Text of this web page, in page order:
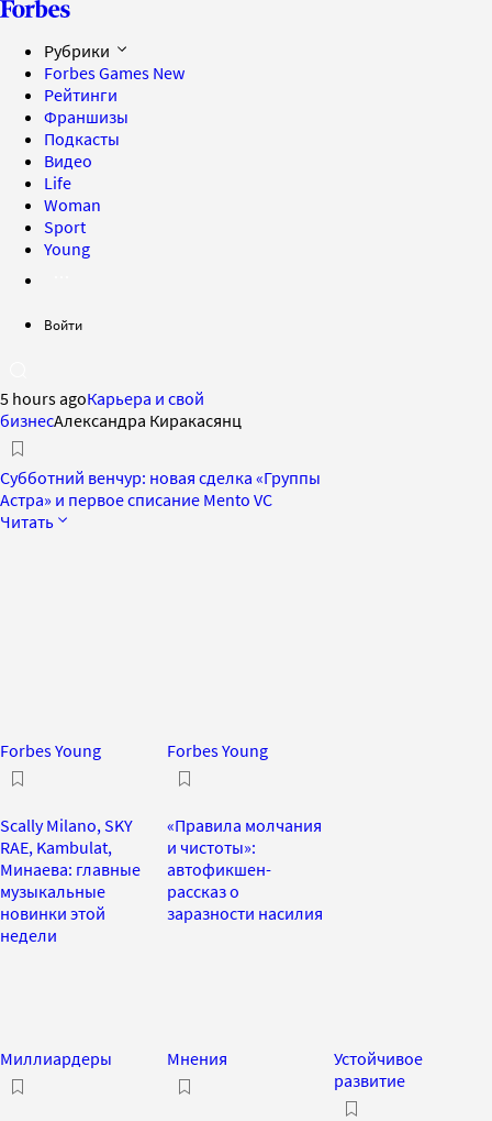
Рубрики
Forbes Games New
Рейтинги
Франшизы
Подкасты
Видео
Life
Woman
Sport
Young
Войти
5 hours agoКарьера и свой
бизнесАлександра Киракасянц
Субботний венчур: новая сделка «Группы
Астра» и первое списание Mento VC
Читать
Forbes Young
Scally Milano, SKY
RAE, Kambulat,
Минаева: главные
музыкальные
новинки этой
недели
Forbes Young
«Правила молчания
и чистоты»:
автофикшен-
рассказ о
заразности насилия
Миллиардеры Мнения
Устойчивое
развитие